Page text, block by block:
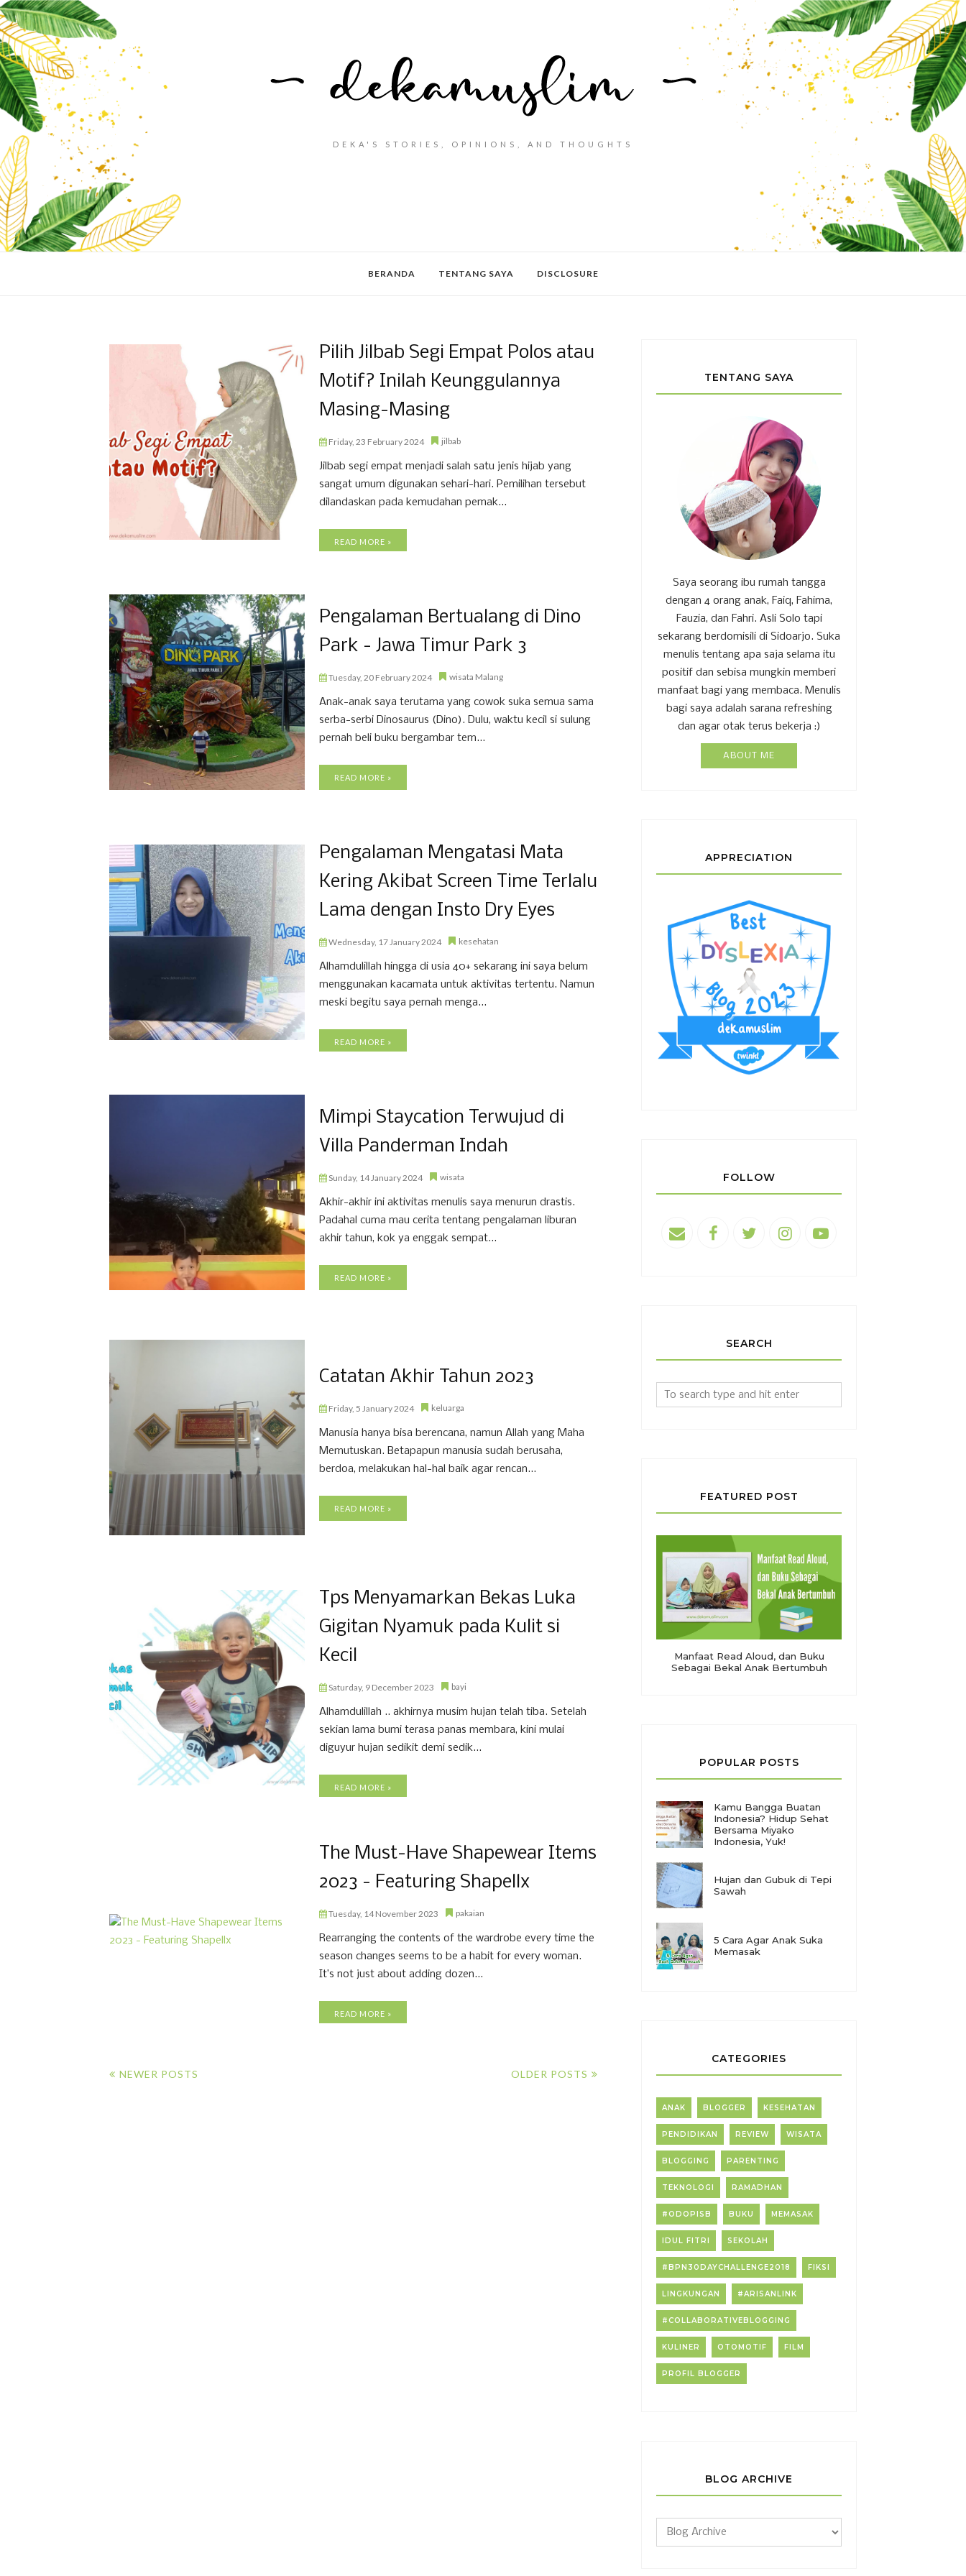
DEKA'S STORIES, OPINIONS, AND THOUGHTS
BERANDA TENTANG SAYA DISCLOSURE
Pilih Jilbab Segi Empat Polos atau
Motif? Inilah Keunggulannya
Masing-Masing
Friday, 23 February 2024 jilbab
Jilbab segi empat menjadi salah satu jenis hijab yang
sangat umum digunakan sehari-hari. Pemilihan tersebut
dilandaskan pada kemudahan pemak...
READ MORE »
Pengalaman Bertualang di Dino
Park - Jawa Timur Park 3
Tuesday, 20 February 2024 wisata Malang
Anak-anak saya terutama yang cowok suka semua sama
serba-serbi Dinosaurus (Dino). Dulu, waktu kecil si sulung
pernah beli buku bergambar tem...
READ MORE »
Pengalaman Mengatasi Mata
Kering Akibat Screen Time Terlalu
Lama dengan Insto Dry Eyes
Wednesday, 17 January 2024 kesehatan
Alhamdulillah hingga di usia 40+ sekarang ini saya belum
menggunakan kacamata untuk aktivitas tertentu. Namun
meski begitu saya pernah menga...
READ MORE »
Mimpi Staycation Terwujud di
Villa Panderman Indah
Sunday, 14 January 2024 wisata
Akhir-akhir ini aktivitas menulis saya menurun drastis.
Padahal cuma mau cerita tentang pengalaman liburan
akhir tahun, kok ya enggak sempat...
READ MORE »
Catatan Akhir Tahun 2023
Friday, 5 January 2024 keluarga
Manusia hanya bisa berencana, namun Allah yang Maha
Memutuskan. Betapapun manusia sudah berusaha,
berdoa, melakukan hal-hal baik agar rencan...
READ MORE »
Tps Menyamarkan Bekas Luka
Gigitan Nyamuk pada Kulit si
Kecil
Saturday, 9 December 2023 bayi
Alhamdulillah .. akhirnya musim hujan telah tiba. Setelah
sekian lama bumi terasa panas membara, kini mulai
diguyur hujan sedikit demi sedik...
READ MORE »
The Must-Have Shapewear Items
2023 - Featuring Shapellx
Tuesday, 14 November 2023 pakaian
Rearranging the contents of the wardrobe every time the
season changes seems to be a habit for every woman.
It’s not just about adding dozen...
READ MORE »
NEWER POSTS OLDER POSTS
TENTANG SAYA
Saya seorang ibu rumah tangga
dengan 4 orang anak, Faiq, Fahima,
Fauzia, dan Fahri. Asli Solo tapi
sekarang berdomisili di Sidoarjo. Suka
menulis tentang apa saja selama itu
positif dan sebisa mungkin memberi
manfaat bagi yang membaca. Menulis
bagi saya adalah sarana refreshing
dan agar otak terus bekerja :)
ABOUT ME
APPRECIATION
FOLLOW
SEARCH
FEATURED POST
Manfaat Read Aloud, dan Buku
Sebagai Bekal Anak Bertumbuh
POPULAR POSTS
Kamu Bangga Buatan
Indonesia? Hidup Sehat
Bersama Miyako
Indonesia, Yuk!
Hujan dan Gubuk di Tepi
Sawah
5 Cara Agar Anak Suka
Memasak
CATEGORIES
ANAK BLOGGER KESEHATAN
PENDIDIKAN REVIEW WISATA
BLOGGING PARENTING
TEKNOLOGI RAMADHAN
#ODOPISB BUKU MEMASAK
IDUL FITRI SEKOLAH
#BPN30DAYCHALLENGE2018 FIKSI
LINGKUNGAN #ARISANLINK
#COLLABORATIVEBLOGGING
KULINER OTOMOTIF FILM
PROFIL BLOGGER
BLOG ARCHIVE